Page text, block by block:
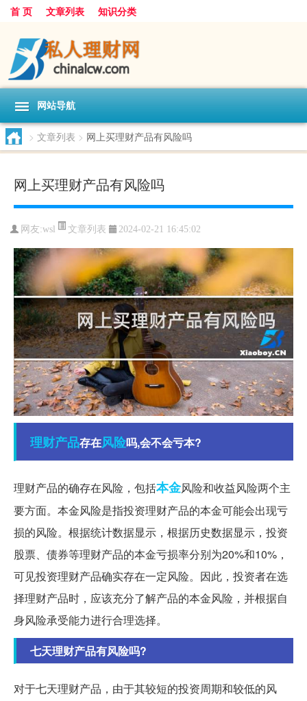
首 页 文章列表 知识分类
网站导航
> 文章列表 > 网上买理财产品有风险吗
网上买理财产品有风险吗
网友:wsl 文章列表 2024-02-21 16:45:02
理财产品存在风险吗,会不会亏本?
理财产品的确存在风险，包括本金风险和收益风险两个主
要方面。本金风险是指投资理财产品的本金可能会出现亏
损的风险。根据统计数据显示，根据历史数据显示，投资
股票、债券等理财产品的本金亏损率分别为20%和10%，
可见投资理财产品确实存在一定风险。因此，投资者在选
择理财产品时，应该充分了解产品的本金风险，并根据自
身风险承受能力进行合理选择。
七天理财产品有风险吗?
对于七天理财产品，由于其较短的投资周期和较低的风